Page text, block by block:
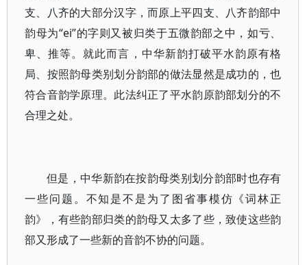
支、八齐的大部分汉字，而原上平四支、八齐韵部中
韵母为“ei”的字则又被归类于五微韵部之中，如亏、
卑、推等。就此而言，中华新韵打破平水韵原有格
局、按照韵母类别划分韵部的做法显然是成功的，也
符合音韵学原理。此法纠正了平水韵原韵部划分的不
合理之处。
但是，中华新韵在按韵母类别划分韵部时也存有
一些问题。不知是不是为了图省事模仿《词林正
韵》，有些韵部归类的韵母又太多了些，致使这些韵
部又形成了一些新的音韵不协的问题。